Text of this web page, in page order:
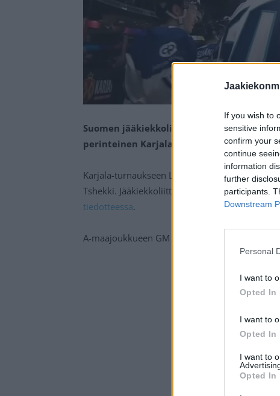
If you wish to
sensitive
confirm your
continue
information
further
participants.
Downstream
Personal
I want to
Opted In
I want to
Opted In
I want to
Opted In
Suomen jääkiekkoliitto on saanut
perinteinen Karjala-turnaus voidaan
Karjala-turnaukseen Leijonia vastaan tasoaan
Tshekki. Jääkiekkoliitto tiedotti turnauksen
tiedotteessa.
A-maajoukkueen GM